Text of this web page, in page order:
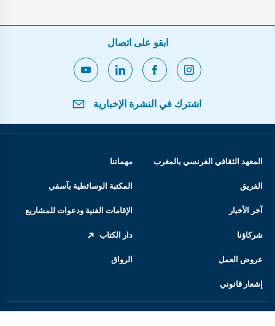
ابقو على اتصال
اشترك في النشرة الإخبارية
المعهد الثقافي الفرنسي بالمغرب مهماتنا
الفريق المكتبة الوسائطية بآسفي
آخر الأخبار الإقامات الفنية ودعوات للمشاريع
شركاؤنا دار الكتاب
عروض العمل الرواق
إشعار قانوني